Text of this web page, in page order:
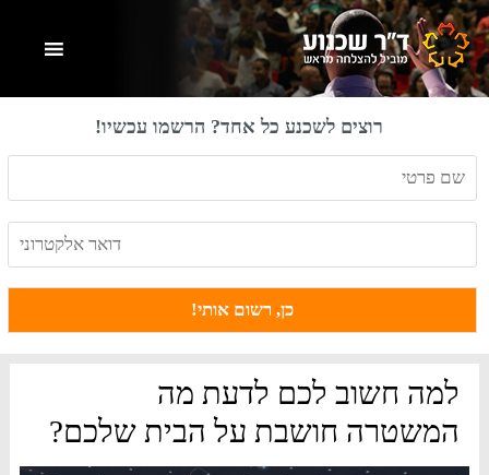
Skip
to
main
Skip
to
primary
Skip
to
footer
רוצים לשכנע כל אחד? הרשמו עכשיו!
למה חשוב לכם לדעת מה
המשטרה חושבת על הבית שלכם?